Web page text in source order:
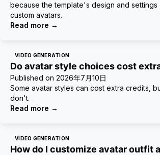
because the template's design and
custom avatars.
Read more →
VIDEO GENERATION
Do avatar style choices cost
Published on 2026年7月10日
Some avatar styles can cost extra credits,
don't.
Read more →
VIDEO GENERATION
How do I customize avatar outfit